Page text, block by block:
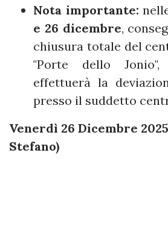
Nota importante:
e 26 dicembre,
chiusura totale del
"Porte dello Jonio",
effettuerà la
presso il suddetto
Venerdì 26 Dicembre
Stefano)